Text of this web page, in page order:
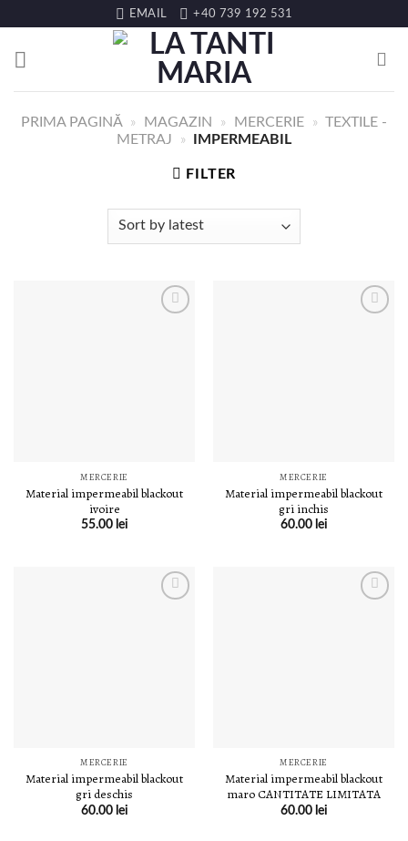
EMAIL +40 739 192 531
PRIMA PAGINĂ » MAGAZIN » MERCERIE » TEXTILE -
METRAJ
» IMPERMEABIL
FILTER
MERCERIE
Material impermeabil blackout
ivoire
55.00 lei
MERCERIE
Material impermeabil blackout
gri inchis
60.00 lei
MERCERIE
Material impermeabil blackout
gri deschis
60.00 lei
MERCERIE
Material impermeabil blackout
maro CANTITATE LIMITATA
60.00 lei